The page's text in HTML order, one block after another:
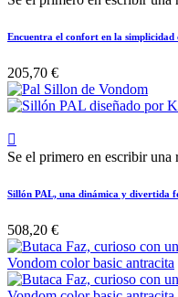
Encuentra el confort en la simplicidad
205,70 €

Se el primero en escribir una
Sillón PAL, una dinámica y divertida
508,20 €